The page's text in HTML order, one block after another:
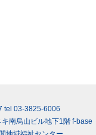
tel 03-3825-6006
南烏山ビル地下1階 f-base